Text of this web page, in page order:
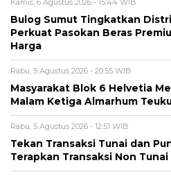
Kamis, 6 Agustus 2026 - 15:44 WIB
Bulog Sumut Tingkatkan
Perkuat Pasokan Beras
Harga
Rabu, 5 Agustus 2026 - 20:55 WIB
Masyarakat Blok 6 Helvetia
Malam Ketiga Almarhum
Rabu, 5 Agustus 2026 - 12:51 WIB
Tekan Transaksi Tunai dan
Terapkan Transaksi Non